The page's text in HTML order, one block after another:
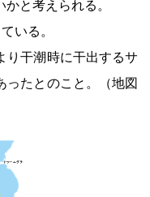
と考えられる。
いる。
り干潮時に干出するサ
ったとのこと。（地図